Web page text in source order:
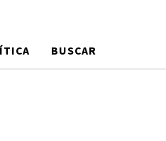
BUSCAR